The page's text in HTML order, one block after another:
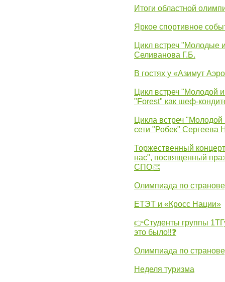
Итоги областной
Яркое спортивное
Цикл встреч "Молодые
Селиванова Г.Б.
В гостях у «Азимут
Цикл встреч "Молодой
"Forest" как шеф-
Цикла встреч
сети "Робек" Сергеева
Торжественный
нас", посвященный
СПО👏
Олимпиада по
ЕТЭТ и «Кросс Нации»
👉Студенты группы
это было‼❓
Олимпиада по
Неделя туризма